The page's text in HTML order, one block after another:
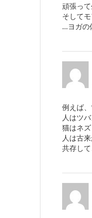
頑張っ
そして
…ヨガの
例えば
人はツ
猫はネ
人は古
共存して